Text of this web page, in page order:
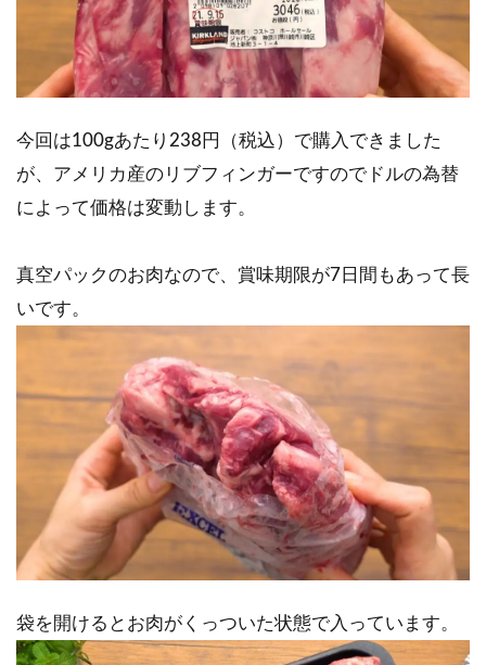
今回は100gあたり238円（税込）で購入できました
が、アメリカ産のリブフィンガーですのでドルの為替
によって価格は変動します。
真空パックのお肉なので、賞味期限が7日間もあって長
いです。
袋を開けるとお肉がくっついた状態で入っています。